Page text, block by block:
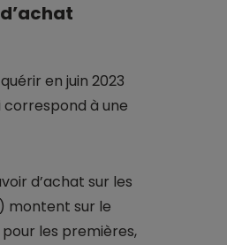
en juin 2023
correspond à une
d’achat sur les
montent sur le
pour les premières,